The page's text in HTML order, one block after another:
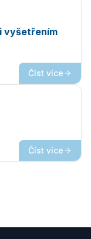
vyšetřením
Číst více
Číst více